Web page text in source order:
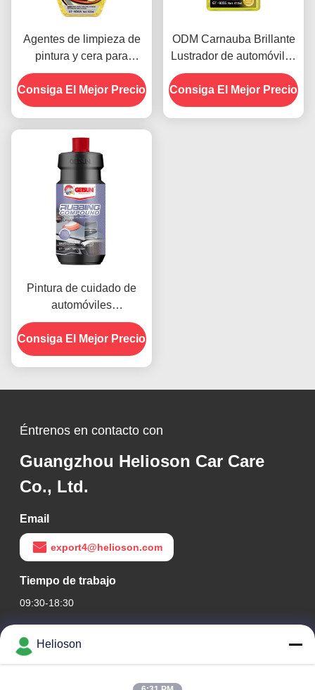
Agentes de limpieza de
pintura y cera para
cuidado de automóviles
de Carnauba 500 ml
OEM
Consiga El Mejor Precio
ODM Carnauba Brillante
Lustrador de automóviles
Cera de automóviles
pintura
Consiga El Mejor Precio
Pintura de cuidado de
automóviles
personalizada para
parabrisas de
automóviles Compuesto
automóviles 1000 lustres
Consiga El Mejor Precio
Éntrenos en contacto con
Guangzhou Helioson Car Care
Co., Ltd.
Email
export4@helioson.com
Tiempo de trabajo
09:30-18:30
Nuestra dirección
Sala 1801-1803, Edificio A3, Plaza Central de Groenlandia,
Helioson